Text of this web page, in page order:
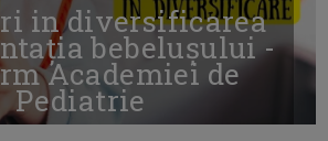
in diversificarea
bebelușului -
Academiei de
Pediatrie